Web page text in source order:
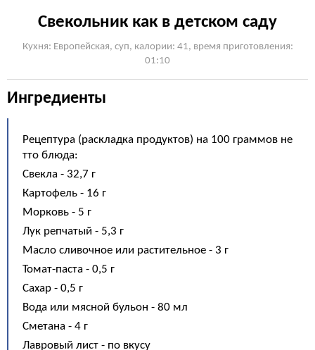
Свекольник как в детском саду
Кухня: Европейская, суп, калории: 41, время приготовления:
01:10
Ингредиенты
Рецептура (раскладка продуктов) на 100 граммов не
тто блюда:
Свекла - 32,7 г
Картофель - 16 г
Морковь - 5 г
Лук репчатый - 5,3 г
Масло сливочное или растительное - 3 г
Томат-паста - 0,5 г
Сахар - 0,5 г
Вода или мясной бульон - 80 мл
Сметана - 4 г
Лавровый лист - по вкусу